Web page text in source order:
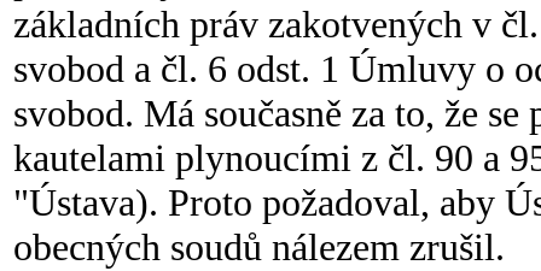
základních práv zakotvených v
svobod a čl. 6 odst. 1 Úmluvy o
svobod. Má současně za to, že
kautelami plynoucími z čl. 90 a
"Ústava). Proto požadoval, aby
obecných soudů nálezem zrušil.